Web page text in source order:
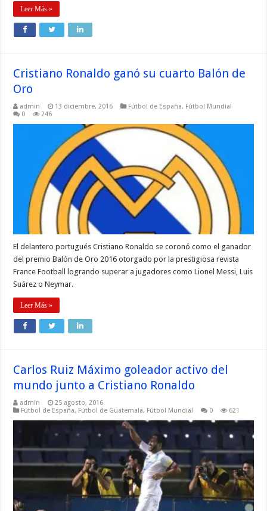
Leer Más »
Cristiano Ronaldo ganó su cuarto Balón de
Oro
admin 13 diciembre, 2016 Fútbol de España, Fútbol Mundial
0
246
El delantero portugués Cristiano Ronaldo se coronó como el ganador
del premio Balón de Oro 2016 otorgado por la prestigiosa revista
France Football logrando superar a jugadores como Lionel Messi, Luis
Suárez o Neymar.
Leer Más »
Carlos Ruiz Máximo goleador activo del
mundo junto a Cristiano Ronaldo
admin
25 agosto, 2016
Fútbol de España, Fútbol de Guatemala, Fútbol Mundial 0 621